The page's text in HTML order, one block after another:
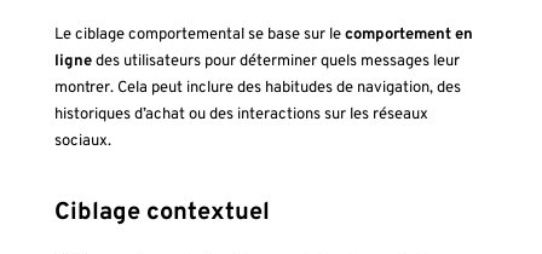
Le ciblage comportemental se base sur lecomportement en
lignedes utilisateurs pour déterminer quels messages leur
montrer. Cela peut inclure des habitudes de navigation, des
historiques d’achat ou des interactions sur les réseaux
sociaux.
Ciblage contextuel